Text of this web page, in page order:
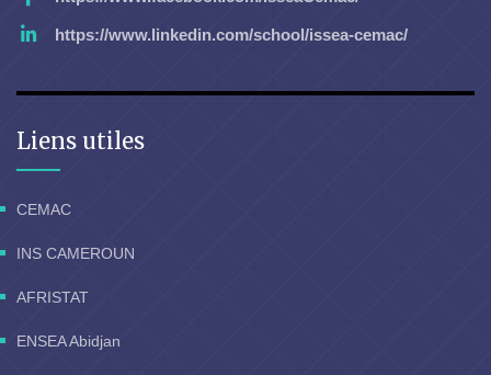
https://www.linkedin.com/school/issea-cemac/
Liens utiles
CEMAC
INS CAMEROUN
AFRISTAT
ENSEA Abidjan